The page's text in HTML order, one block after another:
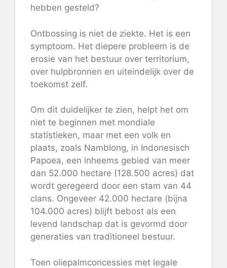
hebben gesteld?
Ontbossing is niet de ziekte. Het is een
symptoom. Het diepere probleem is de
erosie van het bestuur over territorium,
over hulpbronnen en uiteindelijk over de
toekomst zelf.
Om dit duidelijker te zien, helpt het om
niet te beginnen met mondiale
statistieken, maar met een volk en
plaats, zoals Namblong, in Indonesisch
Papoea, een inheems gebied van meer
dan 52.000 hectare (128.500 acres) dat
wordt geregeerd door een stam van 44
clans. Ongeveer 42.000 hectare (bijna
104.000 acres) blijft bebost als een
levend landschap dat is gevormd door
generaties van traditioneel bestuur.
Toen oliepalmconcessies met legale